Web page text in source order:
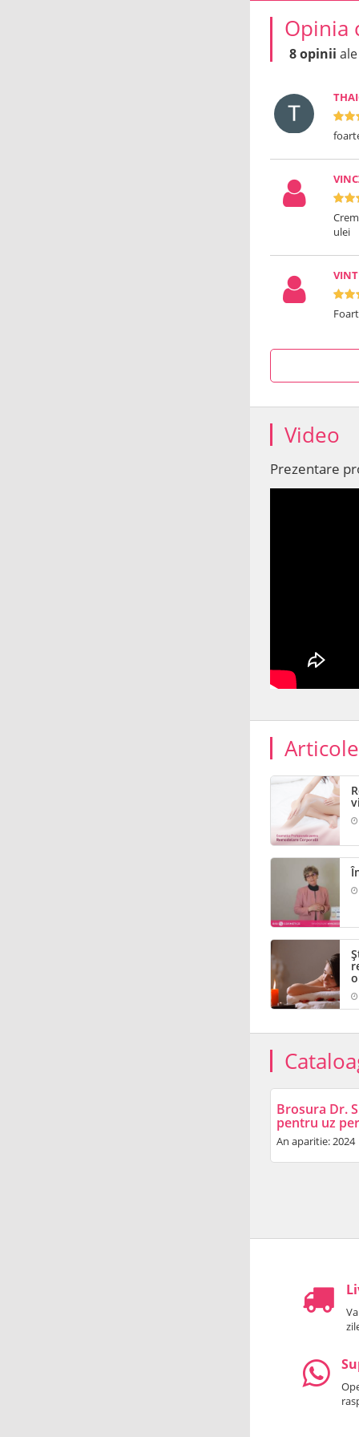
Opinia
8 opinii
ulei
Video
Prezentare
Brosura Dr.
pentru uz
An aparitie: 2024